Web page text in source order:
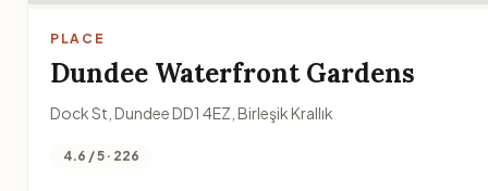
PLACE
Dundee Waterfront Gardens
Dock St, Dundee DD1 4EZ, Birleşik Krallık
4.6 / 5 · 226